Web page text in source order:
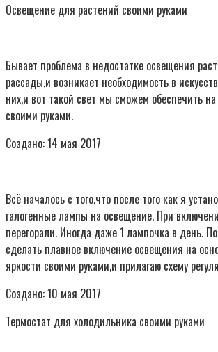
Освещение для растений своими руками
Бывает проблема в недостатке освещения
рассады,и возникает необходимость в
них,и вот такой свет мы сможем обеспечить
своими руками.
Создано: 14 мая 2017
Всё началось с того,что после того как я
галогенные лампы на освещение. При
перегорали. Иногда даже 1 лампочка в день.
сделать плавное включение освещения на
яркости своими руками,и прилагаю схему
Создано: 10 мая 2017
Термостат для холодильника своими руками